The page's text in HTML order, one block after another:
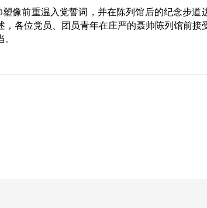
像前重温入党誓词，并在陈列馆后的纪念步道
各位党员、团员青年在庄严的聂帅陈列馆前接